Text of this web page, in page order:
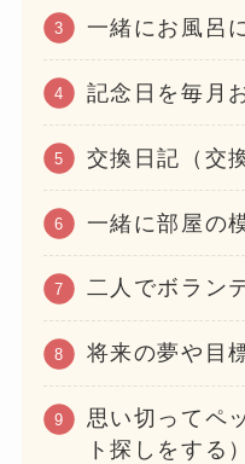
一緒にお風呂
記念日を毎月
交換日記（交
一緒に部屋の
二人でボラン
将来の夢や目
思い切ってペ
ト探しをする）